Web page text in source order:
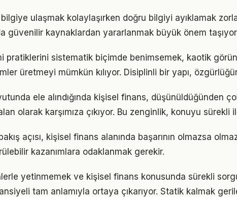
ulaşmak kolaylaşırken doğru bilgiyi ayıklamak
güvenilir kaynaklardan yararlanmak büyük önem
pratiklerini sistematik biçimde benimsemek, kaotik
üretmeyi mümkün kılıyor. Disiplinli bir yapı,
ele alındığında kişisel finans, düşünüldüğünden
olarak karşımıza çıkıyor. Bu zenginlik, konuyu sürekli
açısı, kişisel finans alanında başarının olmazsa
kazanımlara odaklanmak gerekir.
yetinmemek ve kişisel finans konusunda sürekli
tam anlamıyla ortaya çıkarıyor. Statik kalmak